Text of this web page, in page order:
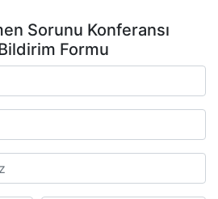
Sorunu Konferansı
Formu